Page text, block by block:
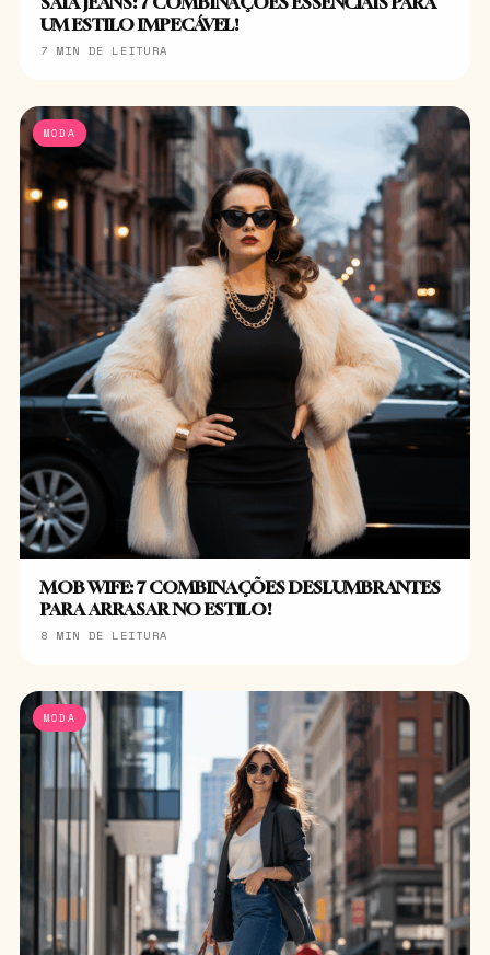
UM ESTILO IMPECÁVEL!
7 MIN DE LEITURA
MODA
MOB WIFE: 7 COMBINAÇÕES DESLUMBRANTES
PARA ARRASAR NO ESTILO!
8 MIN DE LEITURA
MODA